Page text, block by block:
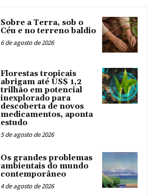
Sobre a Terra, sob o
Céu e no terreno baldio
6 de agosto de 2026
Florestas tropicais
abrigam até US$ 1,2
trilhão em potencial
inexplorado para
descoberta de novos
medicamentos, aponta
estudo
5 de agosto de 2026
Os grandes problemas
ambientais do mundo
contemporâneo
4 de agosto de 2026